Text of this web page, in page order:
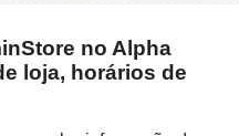
no Alpha
loja, horários de